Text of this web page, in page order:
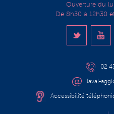
Ouverture du
De 8h30 à 12h30
02
laval-
Accessibilité